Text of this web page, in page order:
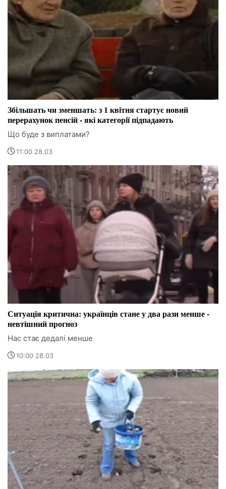
Збільшать чи зменшать: з 1 квітня стартує новий
перерахунок пенсій - які категорії підпадають
Що буде з виплатами?
11:00 28.03
Ситуація критична: українців стане у два рази менше -
невтішний прогноз
Нас стає дедалі менше
10:00 28.03